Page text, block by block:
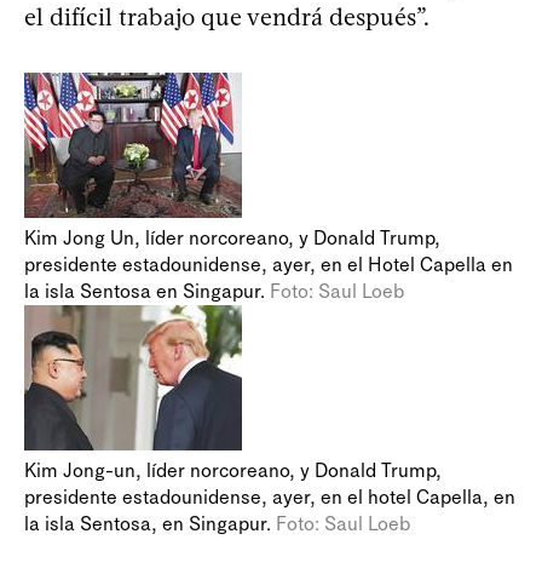
el difícil trabajo que vendrá después”.
Kim Jong Un, líder norcoreano, y Donald Trump,
presidente estadounidense, ayer, en el Hotel Capella en
la isla Sentosa en Singapur. Foto: Saul Loeb
Kim Jong-un, líder norcoreano, y Donald Trump,
presidente estadounidense, ayer, en el hotel Capella, en
la isla Sentosa, en Singapur. Foto: Saul Loeb